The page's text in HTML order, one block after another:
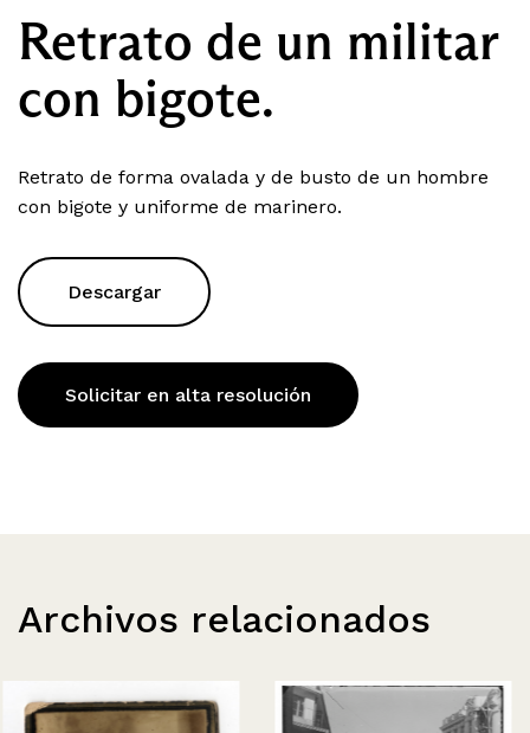
Retrato de un militar
con bigote.
Retrato de forma ovalada y de busto de un hombre
con bigote y uniforme de marinero.
Descargar
Solicitar en alta resolución
Archivos relacionados